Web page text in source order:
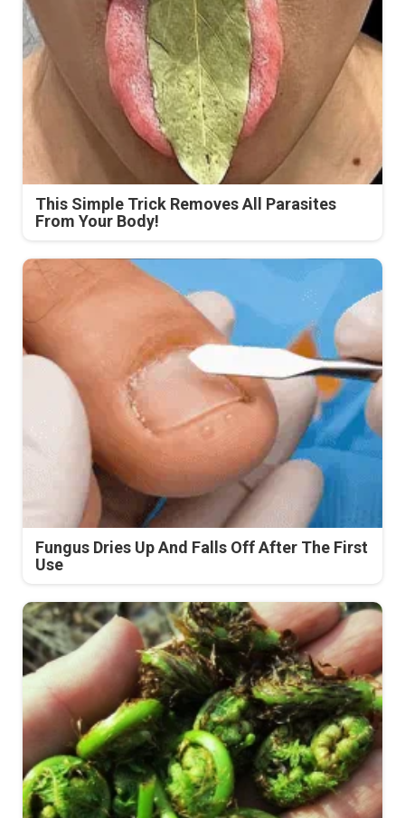
This Simple Trick Removes All Parasites
From Your Body!
Fungus Dries Up And Falls Off After The First
Use